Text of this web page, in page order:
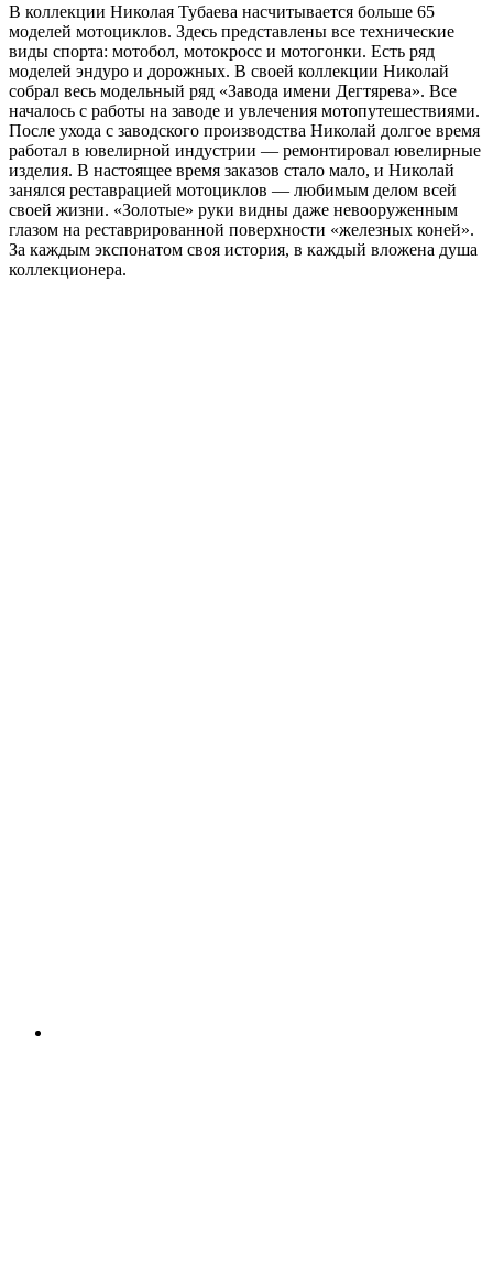
В коллекции Николая Тубаева насчитывается больше 65
моделей мотоциклов. Здесь представлены все технические
виды спорта: мотобол, мотокросс и мотогонки. Есть ряд
моделей эндуро и дорожных. В своей коллекции Николай
собрал весь модельный ряд «Завода имени Дегтярева». Все
началось с работы на заводе и увлечения мотопутешествиями.
После ухода с заводского производства Николай долгое время
работал в ювелирной индустрии — ремонтировал ювелирные
изделия. В настоящее время заказов стало мало, и Николай
занялся реставрацией мотоциклов — любимым делом всей
своей жизни. «Золотые» руки видны даже невооруженным
глазом на реставрированной поверхности «железных коней».
За каждым экспонатом своя история, в каждый вложена душа
коллекционера.